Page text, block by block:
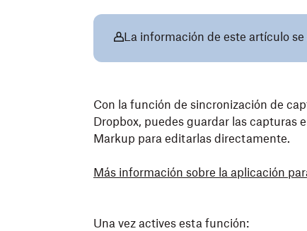
La información de este artículo
Con la función de sincronización de
Dropbox, puedes guardar las capturas
Markup para editarlas directamente.
Más información sobre la aplicación
Una vez actives esta función: